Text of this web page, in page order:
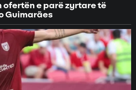
ofertën e parë zyrtare të
Guimarães